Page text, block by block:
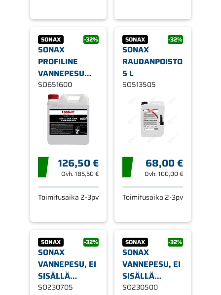
SONAX -32%
SONAX
PROFILINE
VANNEPESU
HAPPOPOHJAINEN
10L
SO651600
126,50 €
Ovh. 185,50 €
Toimitusaika 2-3pv
SONAX -32%
SONAX
RAUDANPOISTOAINE
5 L
SO513505
68,00 €
Ovh.100,00 €
Toimitusaika 2-3pv
SONAX -32%
SONAX
VANNEPESU, EI
SISÄLLÄ
HAPPOA 25L
SO230705
SONAX -32%
SONAX
VANNEPESU, EI
SISÄLLÄ
HAPPOA 5L
SO230500